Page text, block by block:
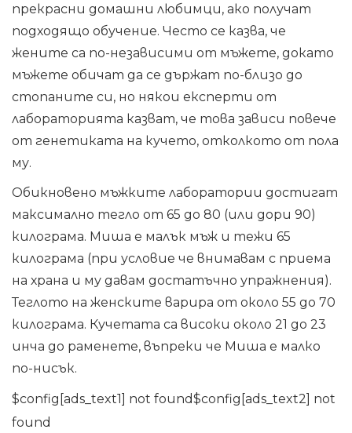
прекрасни домашни любимци, ако получат
подходящо обучение. Често се казва, че
жените са по-независими от мъжете, докато
мъжете обичат да се държат по-близо до
стопаните си, но някои експерти от
лабораторията казват, че това зависи повече
от генетиката на кучето, отколкото от пола
му.
Обикновено мъжките лаборатории достигат
максимално тегло от 65 до 80 (или дори 90)
килограма. Миша е малък мъж и тежи 65
килограма (при условие че внимавам с приема
на храна и му давам достатъчно упражнения).
Теглото на женските варира от около 55 до 70
килограма. Кучетата са високи около 21 до 23
инча до раменете, въпреки че Миша е малко
по-нисък.
$config[ads_text1] not found$config[ads_text2] not
found